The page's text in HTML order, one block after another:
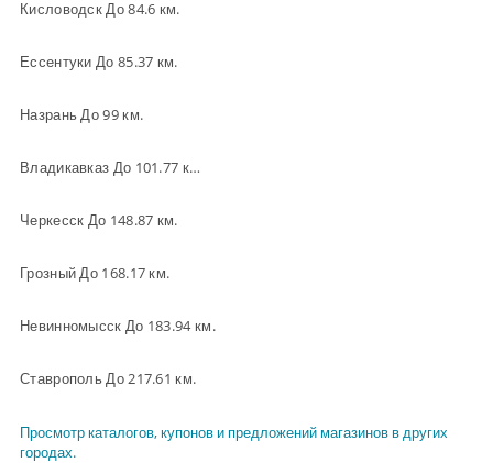
Кисловодск До 84.6 км.
Ессентуки До 85.37 км.
Назрань До 99 км.
Владикавказ До 101.77 км.
Черкесск До 148.87 км.
Грозный До 168.17 км.
Невинномысск До 183.94 км.
Ставрополь До 217.61 км.
Просмотр каталогов, купонов и предложений магазинов в других
городах.